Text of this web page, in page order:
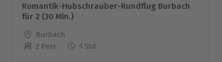
Romantik-Hubschrauber-Rundflug Burbach
für 2 (30 Min.)
Standort
Burbach
Anzahl der Teilnehmer
2 Pers. 1 Std